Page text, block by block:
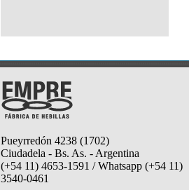
Pueyrredón 4238 (1702)
Ciudadela - Bs. As. - Argentina
(+54 11) 4653-1591 / Whatsapp (+54 11)
3540-0461